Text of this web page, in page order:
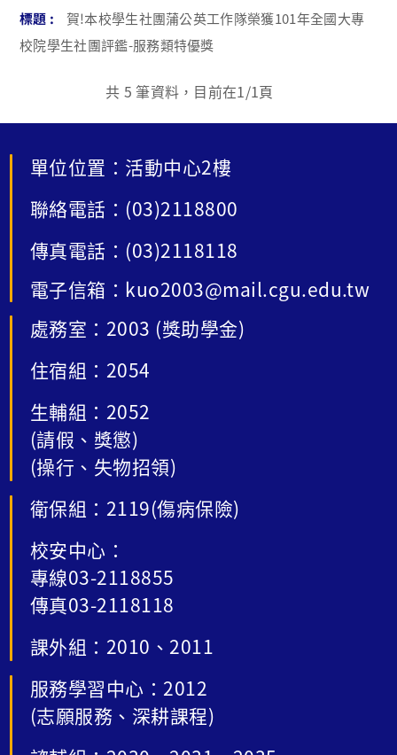
賀!本校學生社團蒲公英工作隊榮獲101年全國大專
校院學生社團評鑑-服務類特優獎
共 5 筆資料，目前在1/1頁
單位位置：活動中心2樓
聯絡電話：(03)2118800
傳真電話：(03)2118118
電子信箱：kuo2003@mail.cgu.edu.tw
處務室：2003 (獎助學金)
住宿組：2054
生輔組：2052
(請假、獎懲)
(操行、失物招領)
衛保組：2119(傷病保險)
校安中心：
專線03-2118855
傳真03-2118118
課外組：2010、2011
服務學習中心：2012
(志願服務、深耕課程)